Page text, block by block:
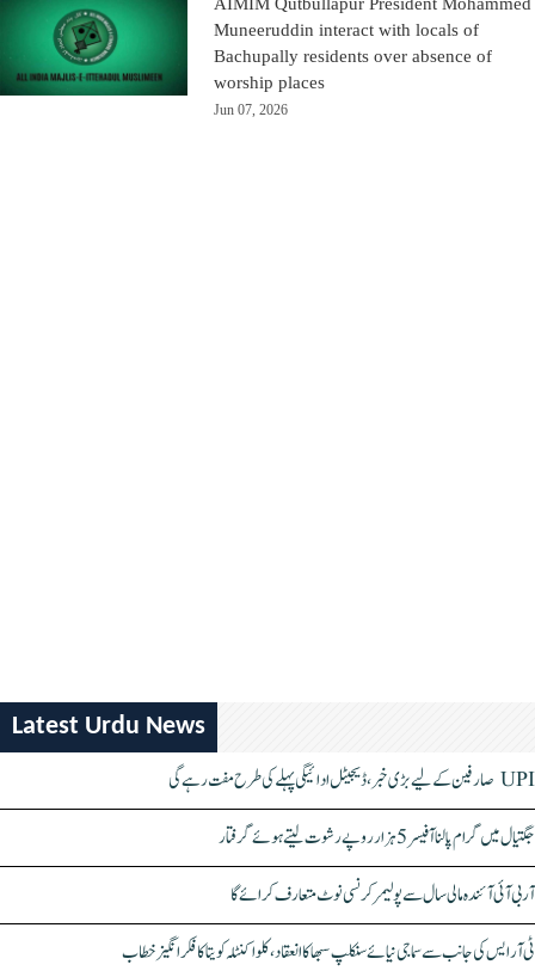
Muneeruddin interact with locals of
Bachupally residents over absence of
worship places
Jun 07, 2026
Latest Urdu News
UPI صارفین کے لیے بڑی خبر، ڈیجیٹل ادائیگی پہلے کی طرح مفت رہے گی
جگتیال میں گرام پالنا آفیسر 5 ہزار روپے رشوت لیتے ہوئے گرفتار
آر بی آئی آئندہ مالی سال سے پولیمر کرنسی نوٹ متعارف کرائے گا
ٹی آر ایس کی جانب سے سماجی نیائے سنکلپ سبھا کا انعقاد، کلواکنٹلہ کویتا کا فکر انگیز خطاب